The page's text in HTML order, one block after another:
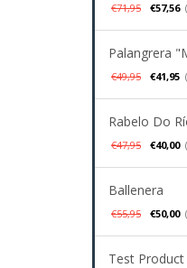
€71,95 €57,56
Palangrera
€49,95 €41,95
Rabelo Do
€47,95 €40,00
Ballenera
€55,95 €50,00
Test Product